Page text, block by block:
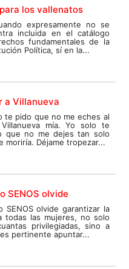
los vallenatos
expresamente no se
incluida en el catálogo
fundamentales de la
Política, sí en la...
a Villanueva
te pido que no me eches al
mía. Yo solo te
que no me dejes tan solo
moriría. Déjame tropezar...
SENOS olvide
SENOS olvide garantizar la
todas las mujeres, no solo
privilegiadas, sino a
pertinente apuntar...